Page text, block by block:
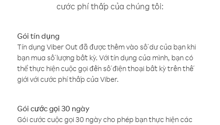
cước phí thấp của chúng tôi:
Gói tín dụng
Tín dụng Viber Out đã được thêm vào số dư của bạn khi
bạn mua số lượng bất kỳ. Với tín dụng của mình, bạn có
thể thực hiện cuộc gọi đến số điện thoại bất kỳ trên thế
giới với cước phí thấp của Viber.
Gói cước gọi 30 ngày
Gói cước cuộc gọi 30 ngày cho phép bạn thực hiện các